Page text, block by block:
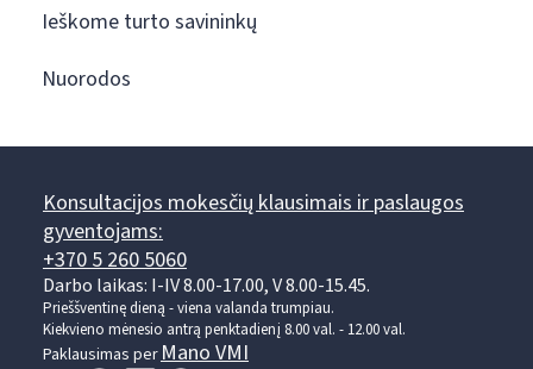
Ieškome turto savininkų
Nuorodos
Konsultacijos mokesčių klausimais ir paslaugos
gyventojams:
+370 5 260 5060
Darbo laikas: I-IV 8.00-17.00, V 8.00-15.45.
Prieššventinę dieną - viena valanda trumpiau.
Kiekvieno mėnesio antrą penktadienį 8.00 val. - 12.00 val.
Paklausimas per Mano VMI